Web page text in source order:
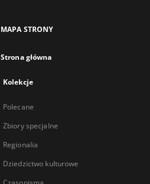
MAPA STRONY
Strona główna
Kolekcje
Polecane
Zbiory specjalne
Regionalia
Dziedzictwo kulturowe